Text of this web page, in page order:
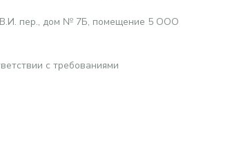
пер., дом № 7Б, помещение 5 ООО
с требованиями